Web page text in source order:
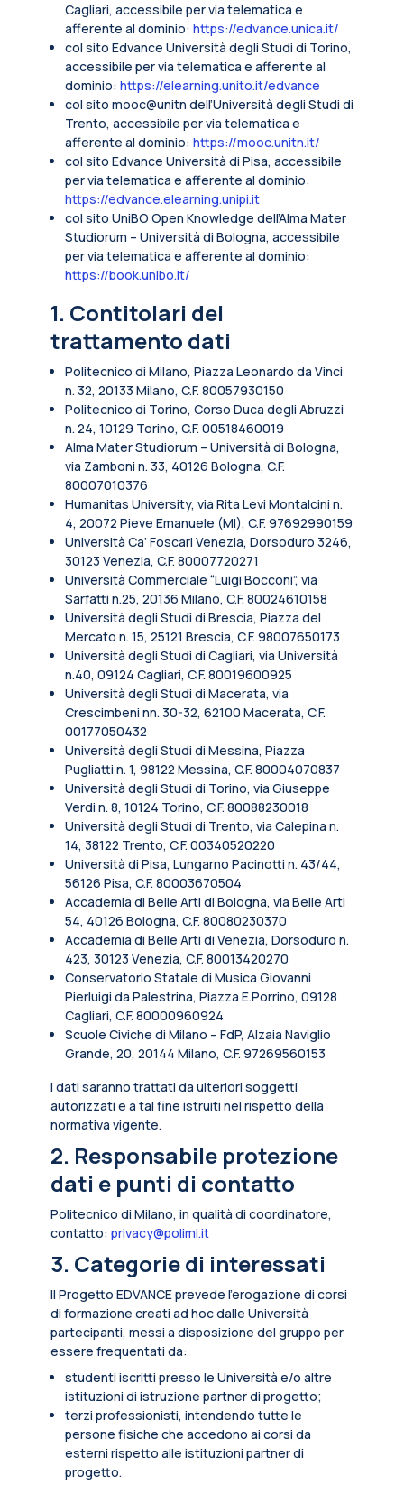
Cagliari, accessibile per via telematica e
afferente al dominio: https://edvance.unica.it/
col sito Edvance Università degli Studi di Torino,
accessibile per via telematica e afferente al
dominio: https://elearning.unito.it/edvance
col sito mooc@unitn dell’Università degli Studi di
Trento, accessibile per via telematica e
afferente al dominio: https://mooc.unitn.it/
col sito Edvance Università di Pisa, accessibile
per via telematica e afferente al dominio:
https://edvance.elearning.unipi.it
col sito UniBO Open Knowledge dell’Alma Mater
Studiorum – Università di Bologna, accessibile
per via telematica e afferente al dominio:
https://book.unibo.it/
1. Contitolari del
trattamento dati
Politecnico di Milano, Piazza Leonardo da Vinci
n. 32, 20133 Milano, C.F. 80057930150
Politecnico di Torino, Corso Duca degli Abruzzi
n. 24, 10129 Torino, C.F. 00518460019
Alma Mater Studiorum – Università di Bologna,
via Zamboni n. 33, 40126 Bologna, C.F.
80007010376
Humanitas University, via Rita Levi Montalcini n.
4, 20072 Pieve Emanuele (MI), C.F. 97692990159
Università Ca’ Foscari Venezia, Dorsoduro 3246,
30123 Venezia, C.F. 80007720271
Università Commerciale “Luigi Bocconi”, via
Sarfatti n.25, 20136 Milano, C.F. 80024610158
Università degli Studi di Brescia, Piazza del
Mercato n. 15, 25121 Brescia, C.F. 98007650173
Università degli Studi di Cagliari, via Università
n.40, 09124 Cagliari, C.F. 80019600925
Università degli Studi di Macerata, via
Crescimbeni nn. 30-32, 62100 Macerata, C.F.
00177050432
Università degli Studi di Messina, Piazza
Pugliatti n. 1, 98122 Messina, C.F. 80004070837
Università degli Studi di Torino, via Giuseppe
Verdi n. 8, 10124 Torino, C.F. 80088230018
Università degli Studi di Trento, via Calepina n.
14, 38122 Trento, C.F. 00340520220
Università di Pisa, Lungarno Pacinotti n. 43/44,
56126 Pisa, C.F. 80003670504
Accademia di Belle Arti di Bologna, via Belle Arti
54, 40126 Bologna, C.F. 80080230370
Accademia di Belle Arti di Venezia, Dorsoduro n.
423, 30123 Venezia, C.F. 80013420270
Conservatorio Statale di Musica Giovanni
Pierluigi da Palestrina, Piazza E.Porrino, 09128
Cagliari, C.F. 80000960924
Scuole Civiche di Milano – FdP, Alzaia Naviglio
Grande, 20, 20144 Milano, C.F. 97269560153
I dati saranno trattati da ulteriori soggetti
autorizzati e a tal fine istruiti nel rispetto della
normativa vigente.
2. Responsabile protezione
dati e punti di contatto
Politecnico di Milano, in qualità di coordinatore,
contatto: privacy@polimi.it
3. Categorie di interessati
Il Progetto EDVANCE prevede l’erogazione di corsi
di formazione creati ad hoc dalle Università
partecipanti, messi a disposizione del gruppo per
essere frequentati da:
studenti iscritti presso le Università e/o altre
istituzioni di istruzione partner di progetto;
terzi professionisti, intendendo tutte le
persone fisiche che accedono ai corsi da
esterni rispetto alle istituzioni partner di
progetto.